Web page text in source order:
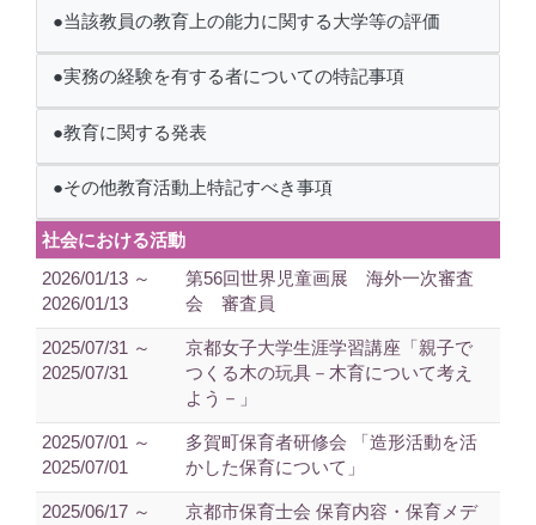
●当該教員の教育上の能力に関する大学等の評価
●実務の経験を有する者についての特記事項
●教育に関する発表
●その他教育活動上特記すべき事項
社会における活動
2026/01/13 ～
2026/01/13
第56回世界児童画展 海外一次審査
会 審査員
2025/07/31 ～
2025/07/31
京都女子大学生涯学習講座「親子で
つくる木の玩具－木育について考え
よう－」
2025/07/01 ～
2025/07/01
多賀町保育者研修会 「造形活動を活
かした保育について」
2025/06/17 ～
京都市保育士会 保育内容・保育メデ